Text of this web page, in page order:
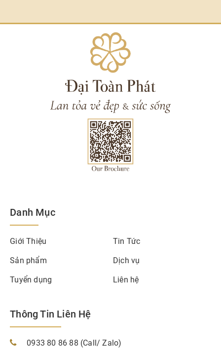
Danh Mục
Giới Thiệu Tin Tức
Sản phẩm Dịch vụ
Tuyển dụng Liên hệ
Thông Tin Liên Hệ
0933 80 86 88 (Call/ Zalo)